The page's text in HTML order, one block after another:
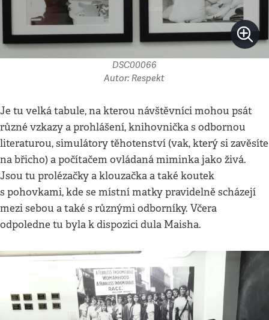
DSC00066
Autor: Respekt
Je tu velká tabule, na kterou návštěvníci mohou psát
různé vzkazy a prohlášení, knihovnička s odbornou
literaturou, simulátory těhotenství (vak, který si zavěsíte
na břicho) a počítačem ovládaná miminka jako živá.
Jsou tu prolézačky a klouzačka a také koutek
s pohovkami, kde se místní matky pravidelně scházejí
mezi sebou a také s různými odborníky. Včera
odpoledne tu byla k dispozici dula Maisha.